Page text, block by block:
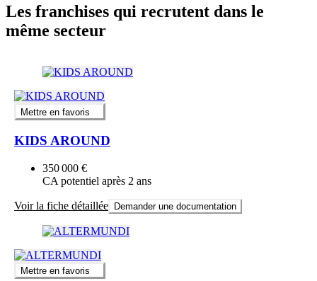
Les franchises qui recrutent dans le
même secteur
Mettre en favoris
KIDS AROUND
350 000 €
CA potentiel après 2 ans
Voir la fiche détaillée Demander une documentation
Mettre en favoris